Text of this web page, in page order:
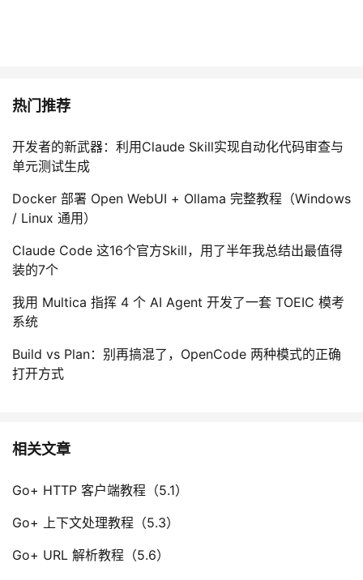
热门推荐
开发者的新武器：利用Claude Skill实现自动化代码审查与
单元测试生成
Docker 部署 Open WebUI + Ollama 完整教程（Windows
/ Linux 通用）
Claude Code 这16个官方Skill，用了半年我总结出最值得
装的7个
我用 Multica 指挥 4 个 AI Agent 开发了一套 TOEIC 模考
系统
Build vs Plan：别再搞混了，OpenCode 两种模式的正确
打开方式
相关文章
Go+ HTTP 客户端教程（5.1）
Go+ 上下文处理教程（5.3）
Go+ URL 解析教程（5.6）